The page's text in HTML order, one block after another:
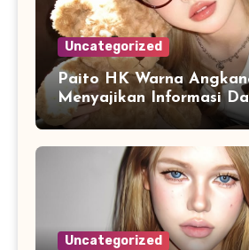
Uncategorized
Paito HK Warna
Menyajikan Informasi
dengan Tampilan yang
Uncategorized